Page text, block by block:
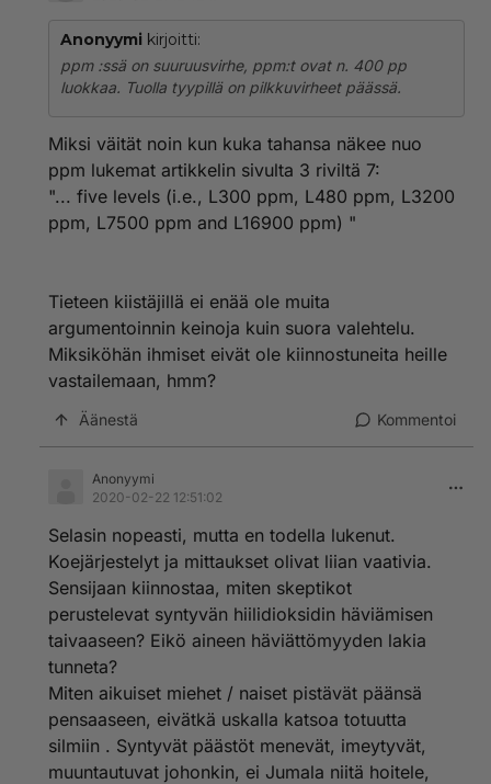
Anonyymi kirjoitti:
ppm :ssä on suuruusvirhe, ppm:t ovat n. 400 pp
luokkaa. Tuolla tyypillä on pilkkuvirheet päässä.
Miksi väität noin kun kuka tahansa näkee nuo
ppm lukemat artikkelin sivulta 3 riviltä 7:
"... five levels (i.e., L300 ppm, L480 ppm, L3200
ppm, L7500 ppm and L16900 ppm) "
Tieteen kiistäjillä ei enää ole muita
argumentoinnin keinoja kuin suora valehtelu.
Miksiköhän ihmiset eivät ole kiinnostuneita heille
vastailemaan, hmm?
Äänestä Kommentoi
Anonyymi
2020-02-22 12:51:02
Selasin nopeasti, mutta en todella lukenut.
Koejärjestelyt ja mittaukset olivat liian vaativia.
Sensijaan kiinnostaa, miten skeptikot
perustelevat syntyvän hiilidioksidin häviämisen
taivaaseen? Eikö aineen häviättömyyden lakia
tunneta?
Miten aikuiset miehet / naiset pistävät päänsä
pensaaseen, eivätkä uskalla katsoa totuutta
silmiin . Syntyvät päästöt menevät, imeytyvät,
muuntautuvat johonkin, ei Jumala niitä hoitele,